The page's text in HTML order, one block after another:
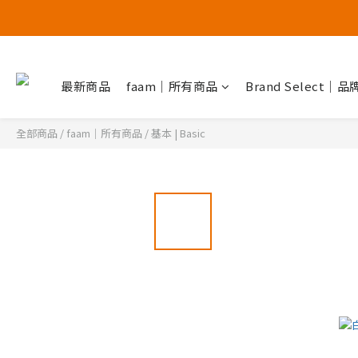
最新商品 faam｜所有商品 Brand Select｜品
全部商品 / faam｜所有商品 /基本 | Basic